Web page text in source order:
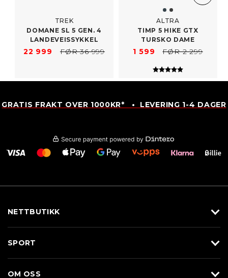
TREK
DOMANE SL 5 GEN. 4
LANDEVEISSYKKEL
22 999 FØR 36 999
ALTRA
TIMP 5 HIKE GTX
TURSKO DAME
1 599 FØR 2 299
Karakter:
5.0 av 5 mulige
GRATIS FRAKT OVER 1000KR* • LEVERING 1-4 DAGER
NETTBUTIKK
Sko
SPORT
OM OSS